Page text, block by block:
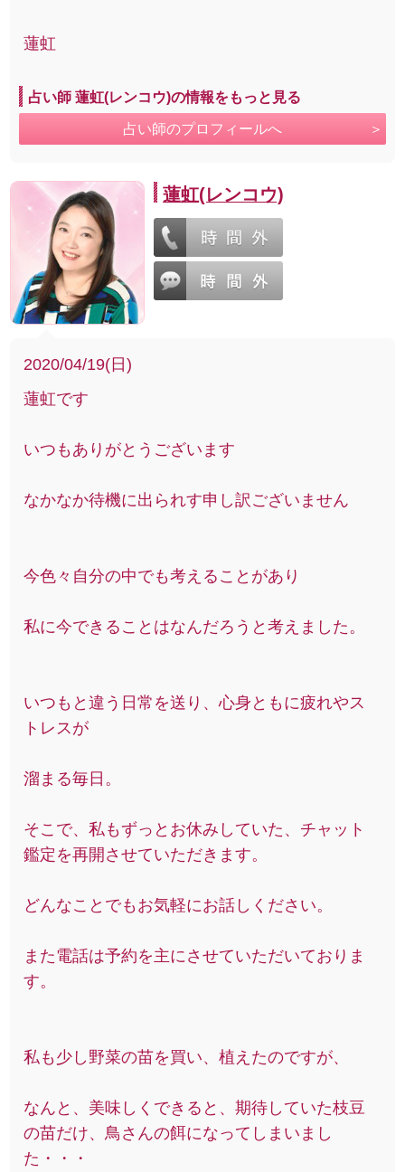
蓮虹
占い師 蓮虹(レンコウ)の情報をもっと見る
占い師のプロフィールへ
蓮虹(レンコウ)
2020/04/19(日)
蓮虹です
いつもありがとうございます
なかなか待機に出られす申し訳ございません
今色々自分の中でも考えることがあり
私に今できることはなんだろうと考えました。
いつもと違う日常を送り、心身ともに疲れやス
トレスが
溜まる毎日。
そこで、私もずっとお休みしていた、チャット
鑑定を再開させていただきます。
どんなことでもお気軽にお話しください。
また電話は予約を主にさせていただいておりま
す。
私も少し野菜の苗を買い、植えたのですが、
なんと、美味しくできると、期待していた枝豆
の苗だけ、鳥さんの餌になってしまいまし
た・・・